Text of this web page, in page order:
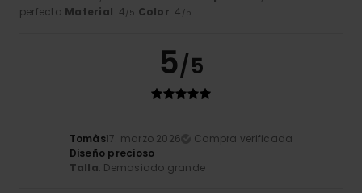
perfecta Material: 4/5 Color: 4 /5
5/5
Tomàs17. marzo 2026
Compra verificada
Diseño precioso
Talla: Demasiado grande